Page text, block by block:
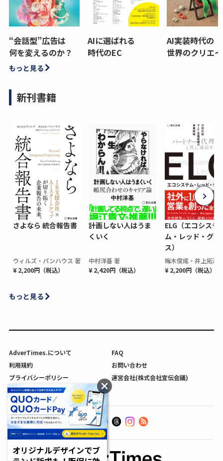
“会話型”広告は
何を変えるのか？
AIに選ばれる
時代のEC
AI実装時代の
世界のクリエ
もっと見る
新刊書籍
さよなら 統合報告書
ウィルズ・パンハウス 著
¥ 2,200円（税込）
計画しない人はうま
くいく
中村洋基 著
¥ 2,420円（税込）
ELG（エコシステ
ム・レッド・グロ
ス）
梅木俊成・井上拓海
¥ 2,200円（税込）
もっと見る
AdverTimes.について
FAQ
利用規約
お問い合わせ
プライバシーポリシー
運営会社(株式会社宣伝会議)
利用者情報の外部送信について
オリジナルデザインでブ